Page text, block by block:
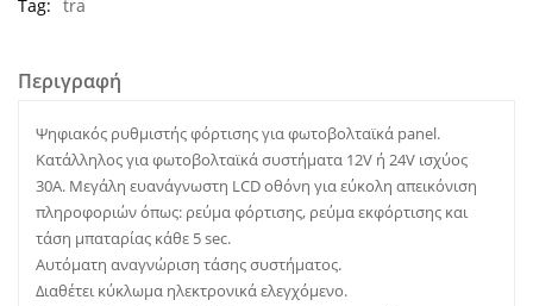
Tag: tra
Περιγραφή
Ψηφιακός ρυθμιστής φόρτισης για φωτοβολταϊκά panel.
Κατάλληλος για φωτοβολταϊκά συστήματα 12V ή 24V ισχύος
30A. Μεγάλη ευανάγνωστη LCD οθόνη για εύκολη απεικόνιση
πληροφοριών όπως: ρεύμα φόρτισης, ρεύμα εκφόρτισης και
τάση μπαταρίας κάθε 5 sec.
Αυτόματη αναγνώριση τάσης συστήματος.
Διαθέτει κύκλωμα ηλεκτρονικά ελεγχόμενο.